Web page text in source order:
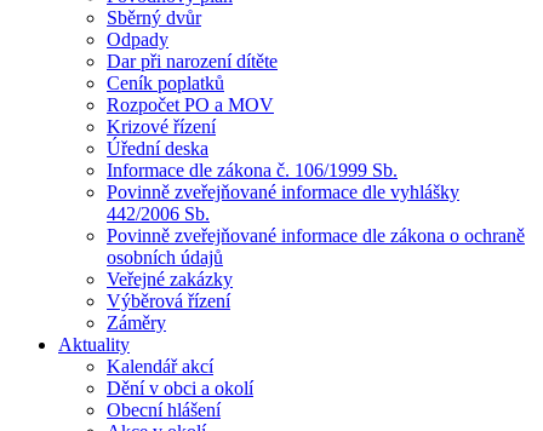
Sběrný dvůr
Odpady
Dar při narození dítěte
Ceník poplatků
Rozpočet PO a MOV
Krizové řízení
Úřední deska
Informace dle zákona č. 106/1999 Sb.
Povinně zveřejňované informace dle vyhlášky
442/2006 Sb.
Povinně zveřejňované informace dle zákona o ochraně
osobních údajů
Veřejné zakázky
Výběrová řízení
Záměry
Aktuality
Kalendář akcí
Dění v obci a okolí
Obecní hlášení